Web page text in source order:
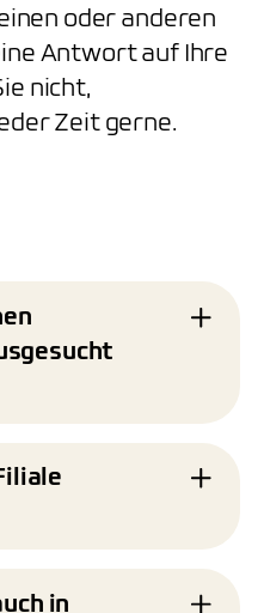
oder anderen
Antwort auf Ihre
nicht,
Zeit gerne.
Wir begleiten Sie
Sie klare
wir diese
Falls Sie jedoch
wir Sie bei der
sowie
in